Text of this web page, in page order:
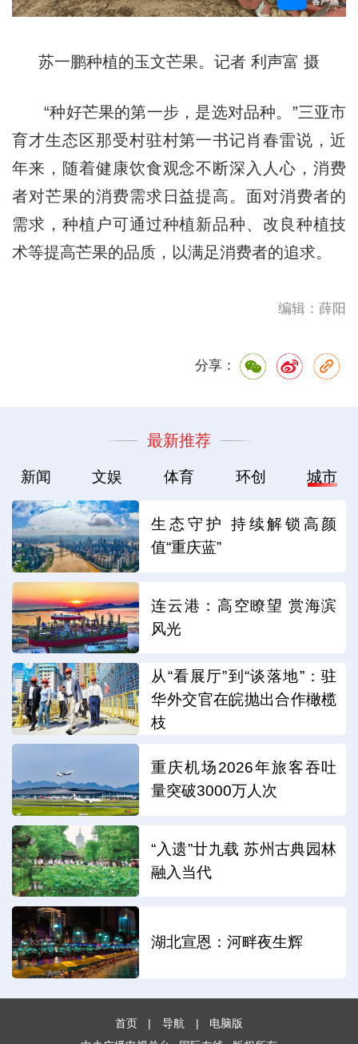
苏一鹏种植的玉文芒果。记者 利声富 摄
“种好芒果的第一步，是选对品种。”三亚市
育才生态区那受村驻村第一书记肖春雷说，近
年来，随着健康饮食观念不断深入人心，消费
者对芒果的消费需求日益提高。面对消费者的
需求，种植户可通过种植新品种、改良种植技
术等提高芒果的品质，以满足消费者的追求。
编辑：薛阳
分享：
最新推荐
新闻 文娱 体育 环创 城市
生态守护 持续解锁高颜
值“重庆蓝”
连云港：高空瞭望 赏海滨
风光
从“看展厅”到“谈落地”：驻
华外交官在皖抛出合作橄榄
枝
重庆机场2026年旅客吞吐
量突破3000万人次
“入遗”廿九载 苏州古典园林
融入当代
湖北宣恩：河畔夜生辉
首页 | 导航 |
电脑版